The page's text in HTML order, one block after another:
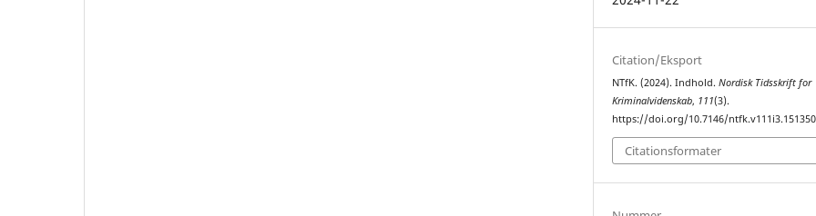
Citation/Eksport
NTfK. (2024). Indhold.Nordisk Tidsskrift for
Kriminalvidenskab, 111(3).
https://doi.org/10.7146/ntfk.v111i3.151350
Citationsformater